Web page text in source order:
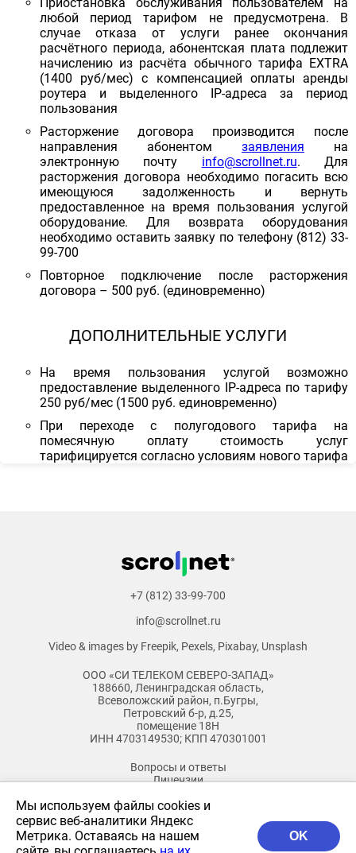
любой период тарифом не предусмотрена. В
случае отказа от услуги ранее окончания
расчётного периода, абонентская плата подлежит
начислению из расчёта обычного тарифа EXTRA
(1400 руб/мес) с компенсацией оплаты аренды
роутера и выделенного IP-адреса за период
пользования
Расторжение договора производится после
направления абонентом заявления на
электронную почту info@scrollnet.ru. Для
расторжения договора необходимо погасить всю
имеющуюся задолженность и вернуть
предоставленное на время пользования услугой
оборудование. Для возврата оборудования
необходимо оставить заявку по телефону (812) 33-
99-700
Повторное подключение после расторжения
договора – 500 руб. (единовременно)
ДОПОЛНИТЕЛЬНЫЕ УСЛУГИ
На время пользования услугой возможно
предоставление выделенного IP-адреса по тарифу
250 руб/мес (1500 руб. единовременно)
При переходе с полугодового тарифа на
помесячную оплату стоимость услуг
тарифицируется согласно условиям нового тарифа
+7 (812) 33-99-700
info@scrollnet.ru
Video & images by Freepik, Pexels, Pixabay, Unsplash
ООО «СИ ТЕЛЕКОМ СЕВЕРО-ЗАПАД»
188660, Ленинградская область,
Всеволожский район, п.Бугры,
Петровский б-р, д.25,
помещение 18Н
ИНН 4703149530; КПП 470301001
Вопросы и ответы
Лицензии
Бланк заказа
Бланк Смотрешка
Бланк доп.услуги
Архив
Мы используем файлы cookies и
сервис веб-аналитики Яндекс
Метрика. Оставаясь на нашем
OK